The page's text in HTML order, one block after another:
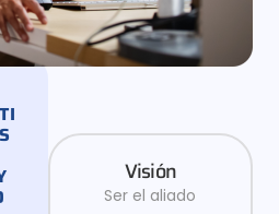
Visión
Ser el aliado